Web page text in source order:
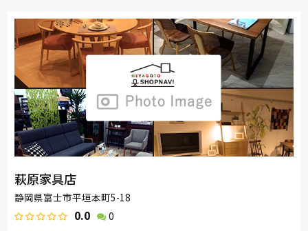
萩原家具店
静岡県富士市平垣本町5-18
0.0 0